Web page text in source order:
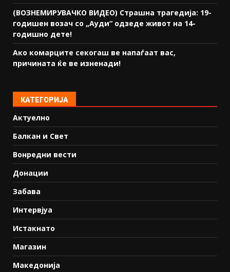
(ВОЗНЕМИРУВАЧКО ВИДЕО) Страшна трагедија: 19-
годишен возач со „Ауди“ одзеде живот на 14-
годишно дете!
Ако комарците секогаш ве напаѓаат вас,
причината ќе ве изненади!
КАТЕГОРИЈА
Актуелно
Балкан и Свет
Вонредни вести
Донации
Забава
Интервјуа
Истакнато
Магазин
Македонија